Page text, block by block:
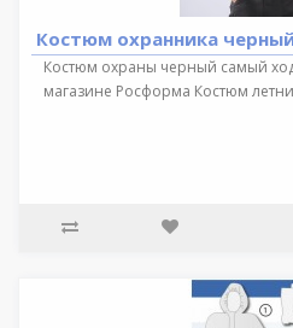
Костюм охранника
Костюм охраны черный самый
магазине Росформа Костюм